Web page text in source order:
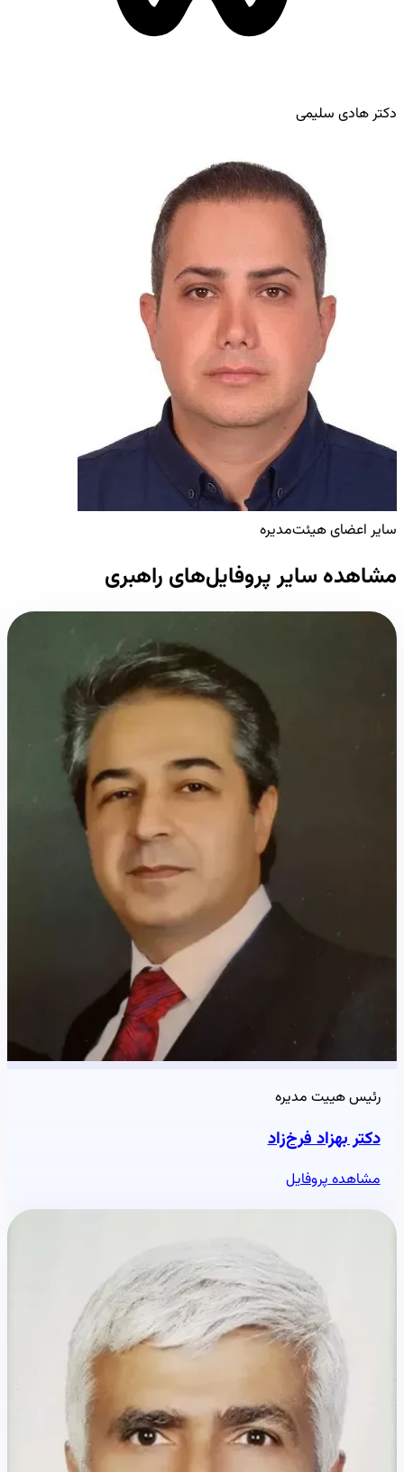
دکتر هادی سلیمی
سایر اعضای هیئت‌مدیره
مشاهده سایر پروفایل‌های راهبری
رئیس هییت مدیره
دکتر بهزاد فرخ‌زاد
مشاهده پروفایل